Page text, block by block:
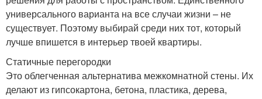
универсального варианта на все случаи жизни – не
существует. Поэтому выбирай среди них тот, который
лучше впишется в интерьер твоей квартиры.
Статичные перегородки
Это облегченная альтернатива межкомнатной стены. Их
делают из гипсокартона, бетона, пластика, дерева,